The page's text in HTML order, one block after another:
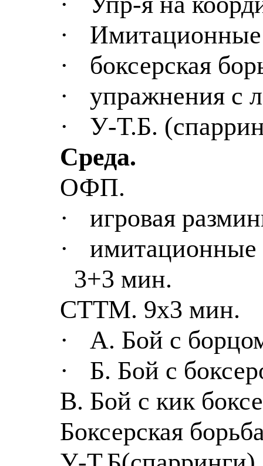
·
·
боксерская
·
упражнения с
·
У-Т.Б.
Среда.
ОФП.
·
игровая
·
имитационные
3+3 мин.
СТТМ. 9х3 мин.
·
А. Бой с
·
Б. Бой с
В. Бой с кик
Боксерская